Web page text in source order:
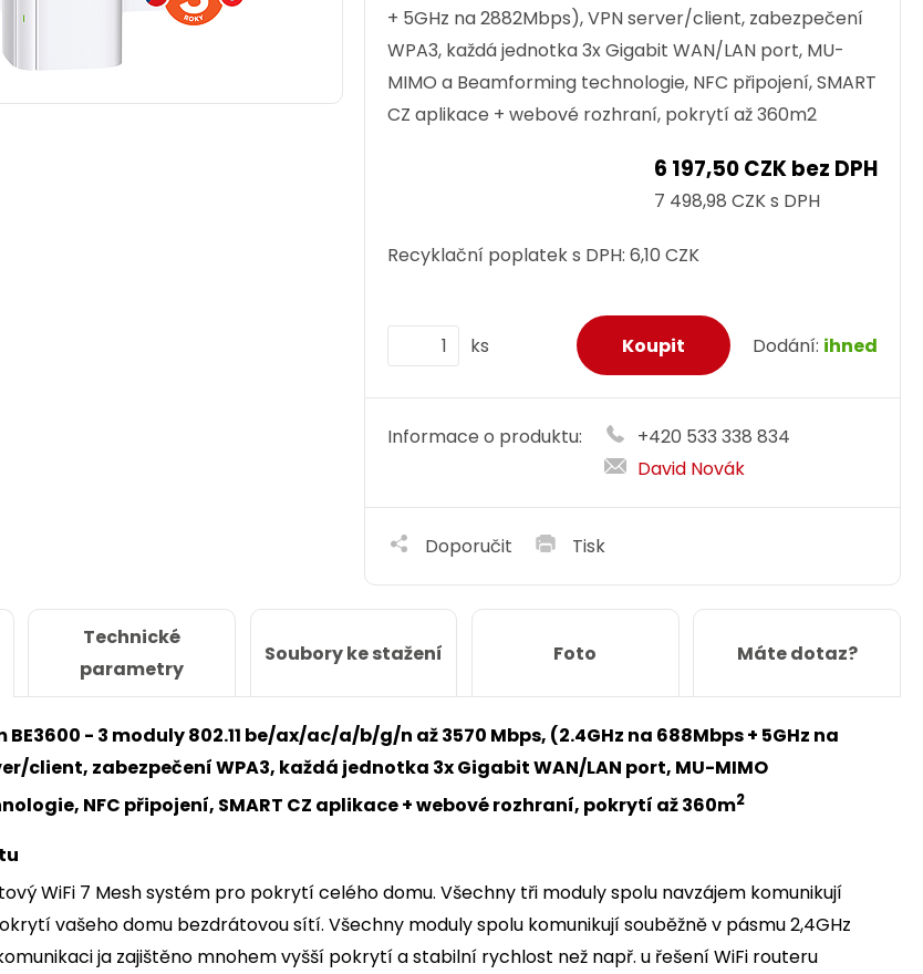
+ 5GHz na 2882Mbps), VPN server/client, zabezpečení
WPA3, každá jednotka 3x Gigabit WAN/LAN port, MU-
MIMO a Beamforming technologie, NFC připojení, SMART
CZ aplikace + webové rozhraní, pokrytí až 360m2
6 197,50 CZK bez DPH
7 498,98 CZK s DPH
Recyklační poplatek s DPH: 6,10 CZK
ks Dodání: ihned
Informace o produktu:
+420 533 338 834
David Novák
Doporučit Tisk
Technické
parametry
Soubory ke stažení Foto Máte dotaz?
BE3600 - 3 moduly 802.11 be/ax/ac/a/b/g/n až 3570 Mbps, (2.4GHz na 688Mbps + 5GHz na
client, zabezpečení WPA3, každá jednotka 3x Gigabit WAN/LAN port, MU-MIMO
NFC připojení, SMART CZ aplikace + webové rozhraní, pokrytí až 360m2
WiFi 7 Mesh systém pro pokrytí celého domu. Všechny tři moduly spolu navzájem komunikují
vašeho domu bezdrátovou sítí. Všechny moduly spolu komunikují souběžně v pásmu 2,4GHz
ja zajištěno mnohem vyšší pokrytí a stabilní rychlost než např. u řešení WiFi routeru